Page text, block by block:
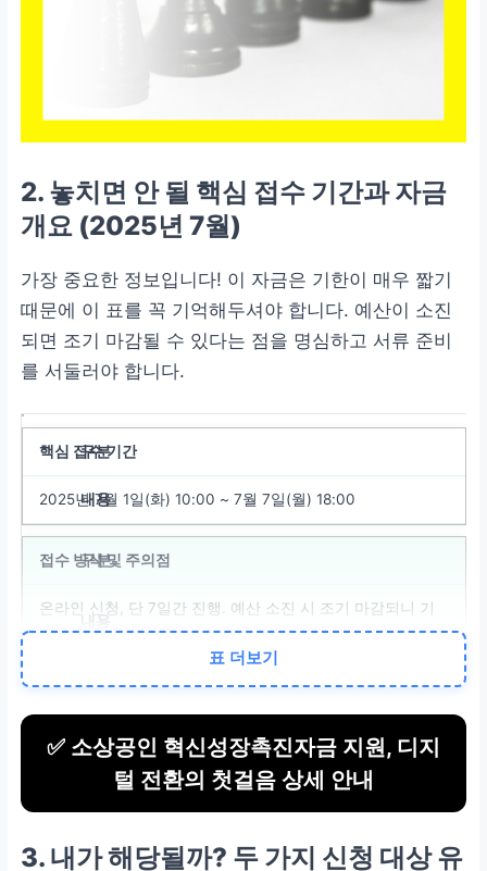
2. 놓치면 안 될 핵심 접수 기간과 자금
개요 (2025년 7월)
가장 중요한 정보입니다! 이 자금은 기한이 매우 짧기
때문에 이 표를 꼭 기억해두셔야 합니다. 예산이 소진
되면 조기 마감될 수 있다는 점을 명심하고 서류 준비
를 서둘러야 합니다.
핵심 접수 기간
2025년 7월 1일(화) 10:00 ~ 7월 7일(월) 18:00
접수 방식 및 주의점
온라인 신청, 단 7일간 진행. 예산 소진 시 조기 마감되니 기
간 엄수 필수.
자금 신청서 및사업계획서 작성필수. 허위 작성 시 대출 거
표 더보기
✅ 소상공인 혁신성장촉진자금 지원, 디지
털 전환의 첫걸음 상세 안내
3. 내가 해당될까? 두 가지 신청 대상 유